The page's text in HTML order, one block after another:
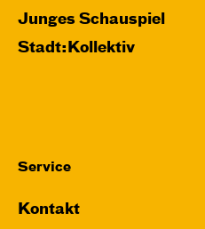
Junges Schauspiel
Stadt:Kollektiv
Service
Kontakt